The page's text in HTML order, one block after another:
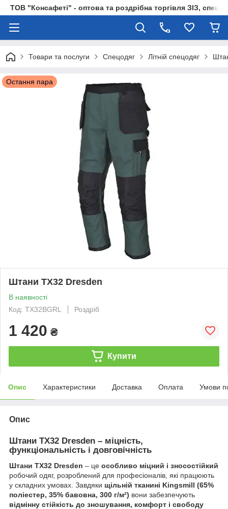
ТОВ "Консафеті" - оптова та роздрібна торгівля ЗІЗ,
Товари та послуги Спецодяг Літній спецодяг
Остання пара
Штани TX32 Dresden
В наявності
Код: TX32BGRL
Роздріб
1 420 ₴
Купити
Опис Характеристики Доставка Оплата Умови
Опис
Штани TX32 Dresden – міцність,
функціональність і довговічність
Штани TX32 Dresden – це особливо міцний і зносостійкий
робочий одяг, розроблений для професіоналів, які працюють
у складних умовах. Завдяки щільній тканині Kingsmill (65%
поліестер, 35% бавовна, 300 г/м²) вони забезпечують
відмінну стійкість до зношування, комфорт і свободу